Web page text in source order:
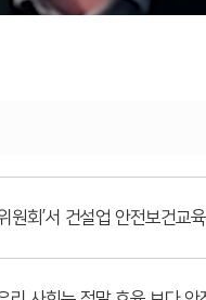
회’서 건설업 안전보건교